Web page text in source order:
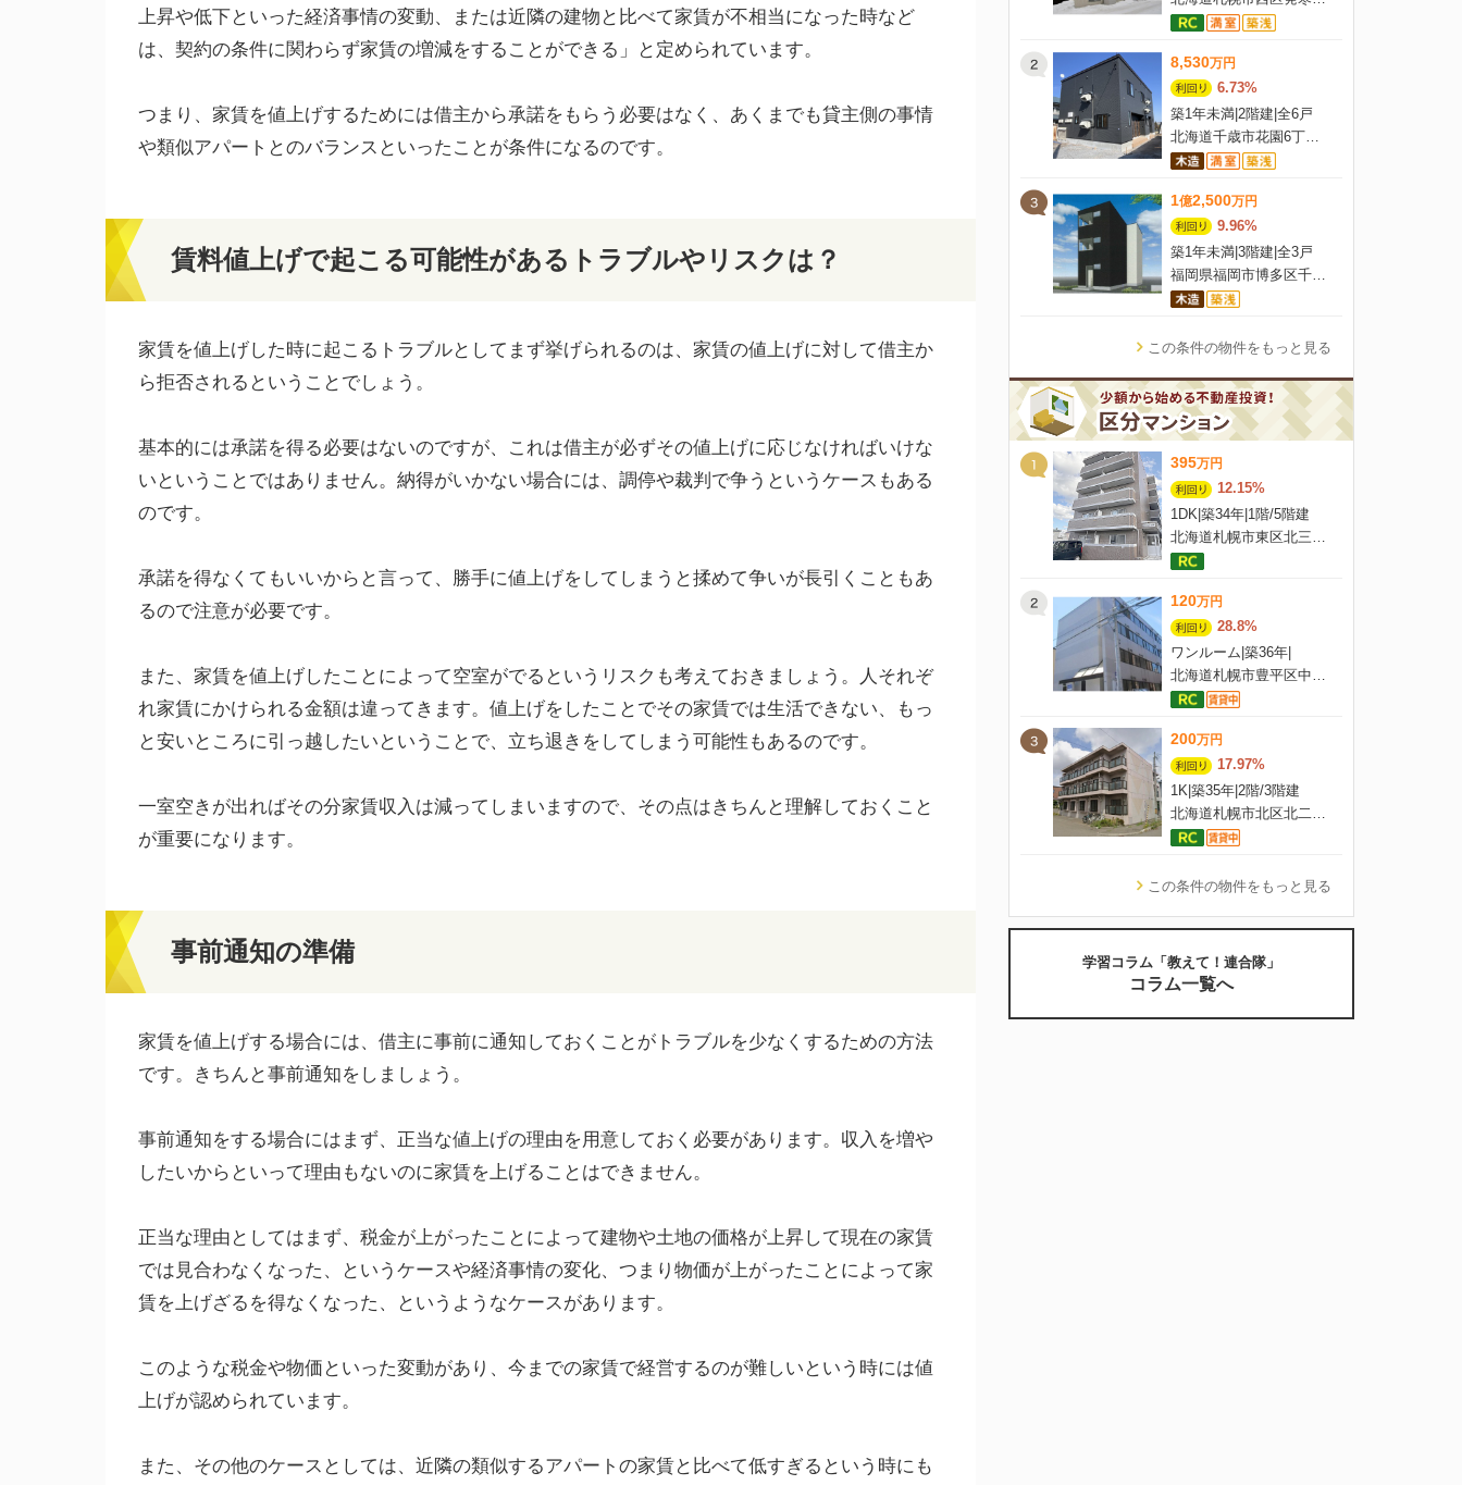
上昇や低下といった経済事情の変動、または近隣の建物と比べて家賃が不相当になった時など
は、契約の条件に関わらず家賃の増減をすることができる」と定められています。
つまり、家賃を値上げするためには借主から承諾をもらう必要はなく、あくまでも貸主側の事情
や類似アパートとのバランスといったことが条件になるのです。
賃料値上げで起こる可能性があるトラブルやリスクは？
家賃を値上げした時に起こるトラブルとしてまず挙げられるのは、家賃の値上げに対して借主か
ら拒否されるということでしょう。
基本的には承諾を得る必要はないのですが、これは借主が必ずその値上げに応じなければいけな
いということではありません。納得がいかない場合には、調停や裁判で争うというケースもある
のです。
承諾を得なくてもいいからと言って、勝手に値上げをしてしまうと揉めて争いが長引くこともあ
るので注意が必要です。
また、家賃を値上げしたことによって空室がでるというリスクも考えておきましょう。人それぞ
れ家賃にかけられる金額は違ってきます。値上げをしたことでその家賃では生活できない、もっ
と安いところに引っ越したいということで、立ち退きをしてしまう可能性もあるのです。
一室空きが出ればその分家賃収入は減ってしまいますので、その点はきちんと理解しておくこと
が重要になります。
事前通知の準備
家賃を値上げする場合には、借主に事前に通知しておくことがトラブルを少なくするための方法
です。きちんと事前通知をしましょう。
事前通知をする場合にはまず、正当な値上げの理由を用意しておく必要があります。収入を増や
したいからといって理由もないのに家賃を上げることはできません。
正当な理由としてはまず、税金が上がったことによって建物や土地の価格が上昇して現在の家賃
では見合わなくなった、というケースや経済事情の変化、つまり物価が上がったことによって家
賃を上げざるを得なくなった、というようなケースがあります。
このような税金や物価といった変動があり、今までの家賃で経営するのが難しいという時には値
上げが認められています。
また、その他のケースとしては、近隣の類似するアパートの家賃と比べて低すぎるという時にも
8,530万円
6.73%
築1年未満|2階建|全6戸
1億2,500万円
9.96%
築1年未満|3階建|全3戸
この条件の物件をもっと見る
395万円
12.15%
1DK 築34年 1階/5階建
120万円
28.8%
ワンルーム 築36年
200万円
17.97%
1K 築35年 2階/3階建
この条件の物件をもっと見る
学習コラム「教えて！連合隊」
コラム一覧へ